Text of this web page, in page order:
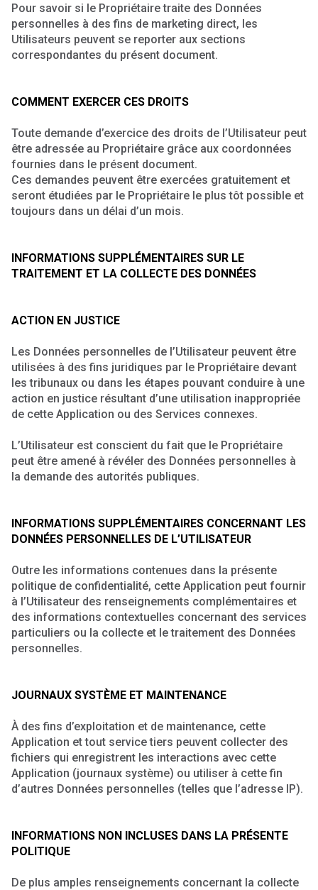
Pour savoir si le Propriétaire traite des Données
personnelles à des fins de marketing direct, les
Utilisateurs peuvent se reporter aux sections
correspondantes du présent document.
COMMENT EXERCER CES DROITS
Toute demande d’exercice des droits de l’Utilisateur peut
être adressée au Propriétaire grâce aux coordonnées
fournies dans le présent document.
Ces demandes peuvent être exercées gratuitement et
seront étudiées par le Propriétaire le plus tôt possible et
toujours dans un délai d’un mois.
INFORMATIONS SUPPLÉMENTAIRES SUR LE
TRAITEMENT ET LA COLLECTE DES DONNÉES
ACTION EN JUSTICE
Les Données personnelles de l’Utilisateur peuvent être
utilisées à des fins juridiques par le Propriétaire devant
les tribunaux ou dans les étapes pouvant conduire à une
action en justice résultant d’une utilisation inappropriée
de cette Application ou des Services connexes.
L’Utilisateur est conscient du fait que le Propriétaire
peut être amené à révéler des Données personnelles à
la demande des autorités publiques.
INFORMATIONS SUPPLÉMENTAIRES CONCERNANT LES
DONNÉES PERSONNELLES DE L’UTILISATEUR
Outre les informations contenues dans la présente
politique de confidentialité, cette Application peut fournir
à l’Utilisateur des renseignements complémentaires et
des informations contextuelles concernant des services
particuliers ou la collecte et le traitement des Données
personnelles.
JOURNAUX SYSTÈME ET MAINTENANCE
À des fins d’exploitation et de maintenance, cette
Application et tout service tiers peuvent collecter des
fichiers qui enregistrent les interactions avec cette
Application (journaux système) ou utiliser à cette fin
d’autres Données personnelles (telles que l’adresse IP).
INFORMATIONS NON INCLUSES DANS LA PRÉSENTE
POLITIQUE
De plus amples renseignements concernant la collecte